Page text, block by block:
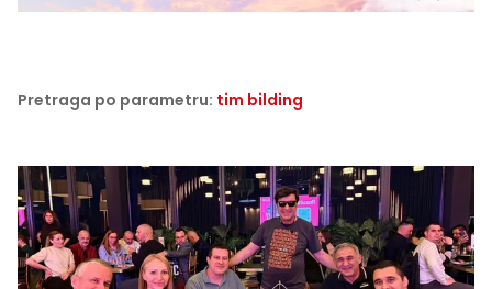
Pretraga po parametru: tim bilding